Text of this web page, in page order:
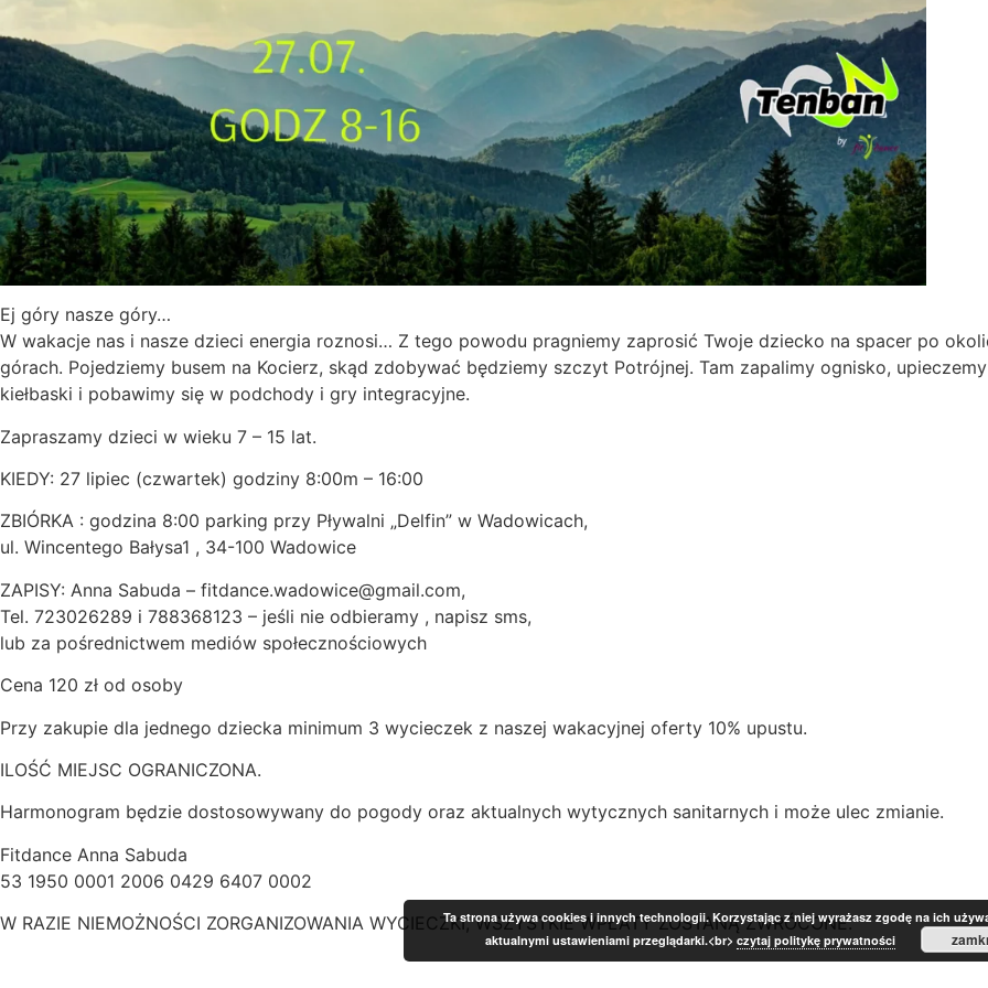
Ej góry nasze góry…
W wakacje nas i nasze dzieci energia roznosi… Z tego powodu pragniemy zaprosić Twoje dziecko na spacer po
górach. Pojedziemy busem na Kocierz, skąd zdobywać będziemy szczyt Potrójnej. Tam zapalimy ognisko, upieczemy
kiełbaski i pobawimy się w podchody i gry integracyjne.
Zapraszamy dzieci w wieku 7 – 15 lat.
KIEDY: 27 lipiec (czwartek) godziny 8:00m – 16:00
ZBIÓRKA : godzina 8:00 parking przy Pływalni „Delfin” w Wadowicach,
ul. Wincentego Bałysa1 , 34-100 Wadowice
ZAPISY: Anna Sabuda – fitdance.wadowice@gmail.com,
Tel. 723026289 i 788368123 – jeśli nie odbieramy , napisz sms,
lub za pośrednictwem mediów społecznościowych
Cena 120 zł od osoby
Przy zakupie dla jednego dziecka minimum 3 wycieczek z naszej wakacyjnej oferty 10% upustu.
ILOŚĆ MIEJSC OGRANICZONA.
Harmonogram będzie dostosowywany do pogody oraz aktualnych wytycznych sanitarnych i może ulec zmianie.
Fitdance Anna Sabuda
53 1950 0001 2006 0429 6407 0002
W RAZIE NIEMOŻNOŚCI ZORGANIZOWANIA WYCIECZKI, WSZYSTKIE WPŁATY ZOSTANĄ ZWRÓCONE.
Ta strona używa cookies i innych technologii. Korzystając z niej wyrażasz zgodę na ich
aktualnymi ustawieniami przeglądarki.<br> czytaj politykę prywatności